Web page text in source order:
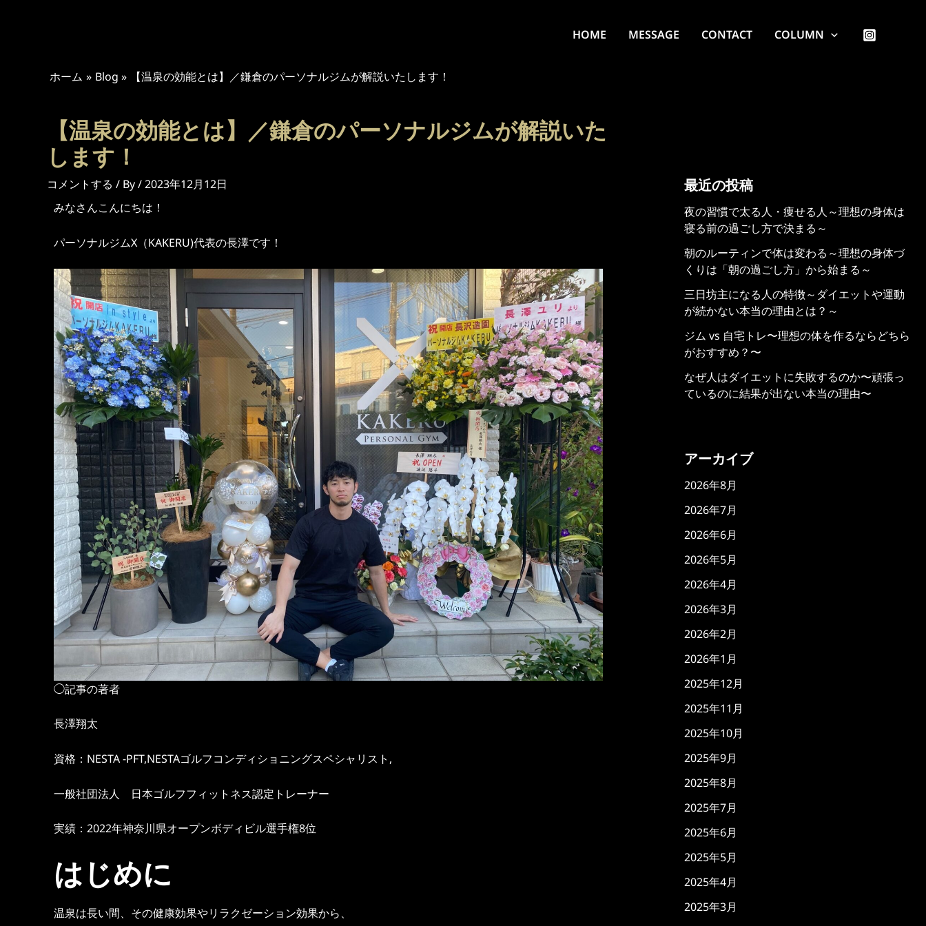
HOME MESSAGE CONTACT COLUMN
ホーム Blog 【温泉の効能とは】／鎌倉のパーソナルジムが解説いたします！
【温泉の効能とは】／鎌倉のパーソナルジムが解説いた
します！
コメントする / By/2023年12月12日
みなさんこんにちは！
パーソナルジムX（KAKERU)代表の長澤です！
◯記事の著者
長澤翔太
資格：NESTA -PFT,NESTAゴルフコンディショニングスペシャリスト,
一般社団法人 日本ゴルフフィットネス認定トレーナー
実績：2022年神奈川県オープンボディビル選手権8位
はじめに
温泉は長い間、その健康効果やリラクゼーション効果から、
ゲ
ン
最近の投稿
夜の習慣で太る人・痩せる人～理想の身体は
寝る前の過ごし方で決まる～
朝のルーティンで体は変わる～理想の身体づ
くりは「朝の過ごし方」から始まる～
三日坊主になる人の特徴～ダイエットや運動
が続かない本当の理由とは？～
ジム vs 自宅トレ〜理想の体を作るならどちら
がおすすめ？〜
なぜ人はダイエットに失敗するのか〜頑張っ
ているのに結果が出ない本当の理由〜
アーカイブ
2026年8月
2026年7月
2026年6月
2026年5月
2026年4月
2026年3月
2026年2月
2026年1月
2025年12月
2025年11月
2025年10月
2025年9月
2025年8月
2025年7月
2025年6月
2025年5月
2025年4月
2025年3月